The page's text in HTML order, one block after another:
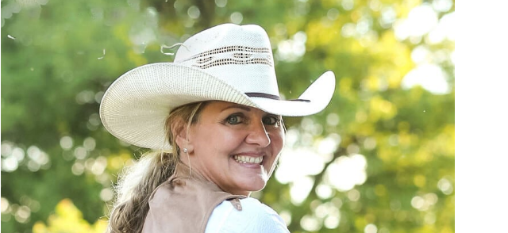
Wer Gudrun begegnet, merkt sofort: Diese Frau passt in keine
Schublade. Und sie will auch in keine. Sie ist Business Muse®,
Mentorin, Speakerin, Systemprofi – und gleichzeitig Rancherin,
Pferdezüchterin, Turnierreiterin, Mutter, Unternehmerin,
Heuproduzentin und Gastgeberin auf einem der charmantesten
Höfe Deutschlands. Ihre Welt ist so vielseitig wie sie selbst. Und
genau das macht sie so besonders: Gudrun lebt, was sie lehrt.